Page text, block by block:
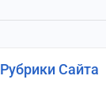
Рубрики Сайта